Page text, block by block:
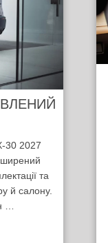
30 2027
та
й салону.
…